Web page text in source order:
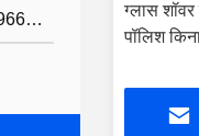
+8613929909663--13690711186
ग्लास
पॉलिश